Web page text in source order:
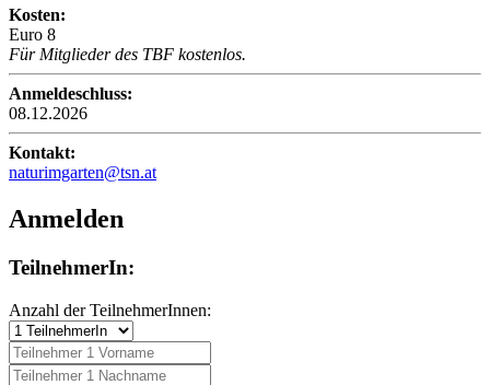
Kosten:
Euro 8
Für Mitglieder des TBF kostenlos.
Anmeldeschluss:
08.12.2026
Kontakt:
naturimgarten@tsn.at
Anmelden
TeilnehmerIn:
Anzahl der TeilnehmerInnen: